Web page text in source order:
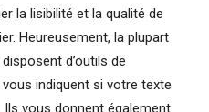
la lisibilité et la qualité de
Heureusement, la plupart
d’outils de
vous indiquent si votre texte
vous donnent également